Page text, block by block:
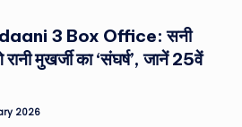
3 Box Office: सनी
मुखर्जी का ‘संघर्ष’, जानें 25वें
2026